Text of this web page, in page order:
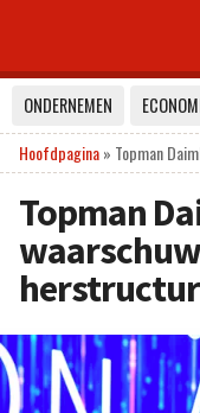
ONDERNEMEN
Hoofdpagina» Topman
Topman